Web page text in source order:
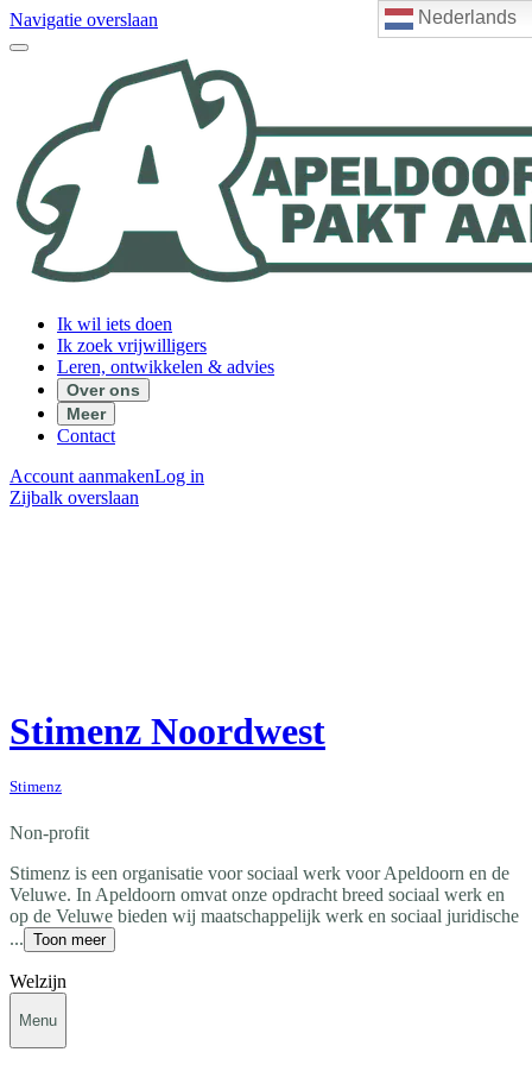
Nederlands
Navigatie overslaan
Ik wil iets doen
Ik zoek vrijwilligers
Leren, ontwikkelen & advies
Over ons
Meer
Contact
Account aanmakenLog in
Zijbalk overslaan
Stimenz Noordwest
Stimenz
Non-profit
Stimenz is een organisatie voor sociaal werk voor Apeldoorn en de
Veluwe. In Apeldoorn omvat onze opdracht breed sociaal werk en
op de Veluwe bieden wij maatschappelijk werk en sociaal juridische
... Toon meer
Welzijn
Menu